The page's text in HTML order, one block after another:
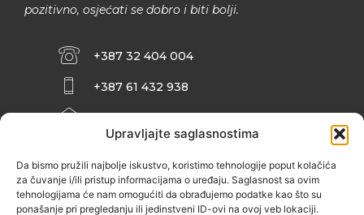
Upravljajte saglasnostima
Da bismo pružili najbolje iskustvo, koristimo tehnologije poput kolačića
za čuvanje i/ili pristup informacijama o uređaju. Saglasnost sa ovim
tehnologijama će nam omogućiti da obrađujemo podatke kao što su
ponašanje pri pregledanju ili jedinstveni ID-ovi na ovoj veb lokaciji.
pozitivno, osjećati se dobro i biti bolji.
+387 32 404 004
+387 61 432 938
INFO@ZENIT.BA
ZENIČANKA, 3. SPRAT), 72000 ZENICA